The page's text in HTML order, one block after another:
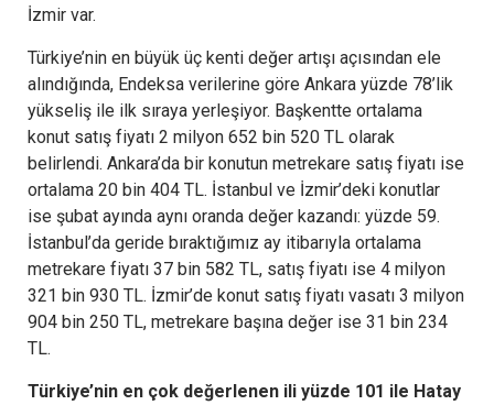
İzmir var.
Türkiye’nin en büyük üç kenti değer artışı açısından ele
alındığında, Endeksa verilerine göre Ankara yüzde 78’lik
yükseliş ile ilk sıraya yerleşiyor. Başkentte ortalama
konut satış fiyatı 2 milyon 652 bin 520 TL olarak
belirlendi. Ankara’da bir konutun metrekare satış fiyatı ise
ortalama 20 bin 404 TL. İstanbul ve İzmir’deki konutlar
ise şubat ayında aynı oranda değer kazandı: yüzde 59.
İstanbul’da geride bıraktığımız ay itibarıyla ortalama
metrekare fiyatı 37 bin 582 TL, satış fiyatı ise 4 milyon
321 bin 930 TL. İzmir’de konut satış fiyatı vasatı 3 milyon
904 bin 250 TL, metrekare başına değer ise 31 bin 234
TL.
Türkiye’nin en çok değerlenen ili yüzde 101 ile Hatay